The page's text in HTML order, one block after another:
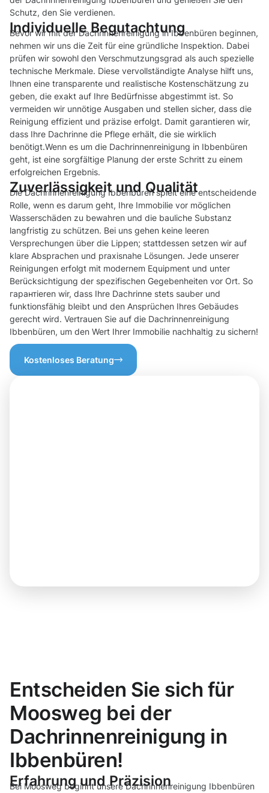
Schutz, den Sie verdienen.
Individuelle Begutachtung
Bevor wir mit der Dachrinnenreinigung in Ibbenbüren beginnen,
nehmen wir uns die Zeit für eine gründliche Inspektion. Dabei
prüfen wir sowohl den Verschmutzungsgrad als auch spezielle
technische Merkmale. Diese vervollständigte Analyse hilft uns,
Ihnen eine transparente und realistische Kostenschätzung zu
geben, die exakt auf Ihre Bedürfnisse abgestimmt ist. So
vermeiden wir unnötige Ausgaben und stellen sicher, dass die
Reinigung effizient und präzise erfolgt. Damit garantieren wir,
dass Ihre Dachrinne die Pflege erhält, die sie wirklich
benötigt.Wenn es um die Dachrinnenreinigung in Ibbenbüren
geht, ist eine sorgfältige Planung der erste Schritt zu einem
erfolgreichen Ergebnis.
Zuverlässigkeit und Qualität
Die Dachrinnenreinigung Ibbenbüren spielt eine entscheidende
Rolle, wenn es darum geht, Ihre Immobilie vor möglichen
Wasserschäden zu bewahren und die bauliche Substanz
langfristig zu schützen. Bei uns gehen keine leeren
Versprechungen über die Lippen; stattdessen setzen wir auf
klare Absprachen und praxisnahe Lösungen. Jede unserer
Reinigungen erfolgt mit modernem Equipment und unter
Berücksichtigung der spezifischen Gegebenheiten vor Ort. So
гарантieren wir, dass Ihre Dachrinne stets sauber und
funktionsfähig bleibt und den Ansprüchen Ihres Gebäudes
gerecht wird. Vertrauen Sie auf die Dachrinnenreinigung
Ibbenbüren, um den Wert Ihrer Immobilie nachhaltig zu sichern!
Kostenloses Beratung
Entscheiden Sie sich für
Moosweg bei der
Dachrinnenreinigung in
Ibbenbüren!
Erfahrung und Präzision
Bei Moosweg beginnt unsere Dachrinnenreinigung Ibbenbüren